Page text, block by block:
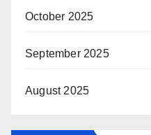
October 2025
September 2025
August 2025